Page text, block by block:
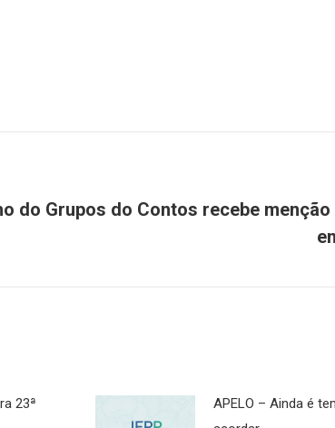
do Grupos do Contos recebe
23ª
APELO – Ainda é